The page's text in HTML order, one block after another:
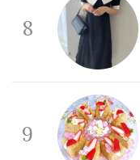
8
9